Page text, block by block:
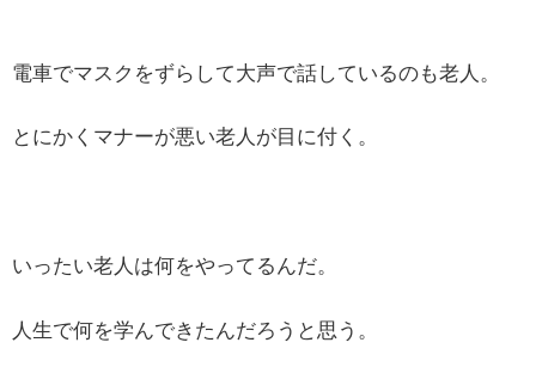
電車でマスクをずらして大声で話しているのも老人。
とにかくマナーが悪い老人が目に付く。
いったい老人は何をやってるんだ。
人生で何を学んできたんだろうと思う。